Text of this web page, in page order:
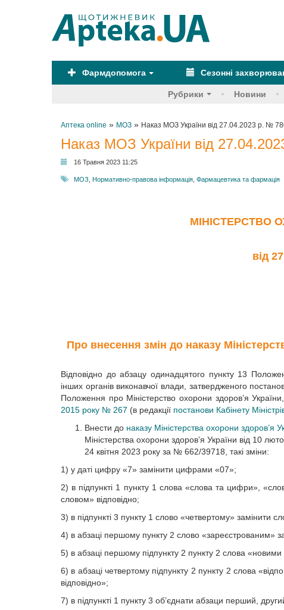
Фармдопомога Сезонні
Рубрики Новини
Аптека online » МОЗ » Наказ МОЗ України від 27.04.2023 р. №
Наказ МОЗ України від
16 Травня 2023 11:25
МОЗ Нормативно-правова інформація Фармацевтика та фармація
МІНІСТЕРСТВО
від
Про внесення змін до наказу
Відповідно до абзацу одинадцятого пункту 13
інших органів виконавчої влади, затвердженого
Положення про Міністерство охорони здоров’я
2015 року № 267 (в редакції постанови Кабінету
Внести до наказу Міністерства охорони здоров’я
Міністерства охорони здоров’я України від 10
24 квітня 2023 року за № 662/39718, такі зміни:
1) у даті цифру «7» замінити цифрами «07»;
2) в підпункті 1 пункту 1 слова «слова та цифри»,
словом» відповідно;
3) в підпункті 3 пункту 1 слово «четвертому» замінити
4) в абзаці першому пункту 2 cлово «зареєстрованим»
5) в абзаці першому підпункту 2 пункту 2 слова
6) в абзаці четвертому підпункту 2 пункту 2 слова
відповідно»;
7) в підпункті 1 пункту 3 об’єднати абзаци перший,